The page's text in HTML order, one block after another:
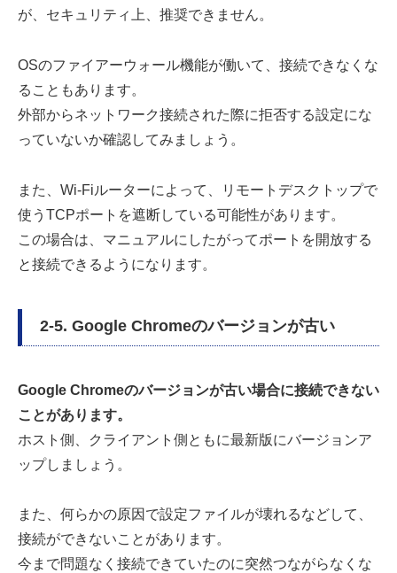
が、セキュリティ上、推奨できません。
OSのファイアーウォール機能が働いて、接続できなくな
ることもあります。
外部からネットワーク接続された際に拒否する設定にな
っていないか確認してみましょう。
また、Wi-Fiルーターによって、リモートデスクトップで
使うTCPポートを遮断している可能性があります。
この場合は、マニュアルにしたがってポートを開放する
と接続できるようになります。
2-5. Google Chromeのバージョンが古い
Google Chromeのバージョンが古い場合に接続できない
ことがあります。
ホスト側、クライアント側ともに最新版にバージョンア
ップしましょう。
また、何らかの原因で設定ファイルが壊れるなどして、
接続ができないことがあります。
今まで問題なく接続できていたのに突然つながらなくな